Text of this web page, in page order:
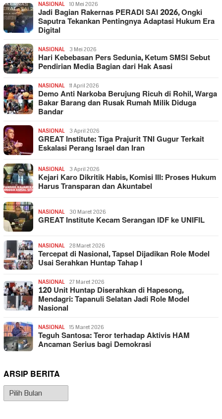
NASIONAL 10 Mei 2026
Jadi Bagian Rakernas PERADI SAI 2026, Ongki
Saputra Tekankan Pentingnya Adaptasi Hukum Era
Digital
NASIONAL 3 Mei 2026
Hari Kebebasan Pers Sedunia, Ketum SMSI Sebut
Pendirian Media Bagian dari Hak Asasi
NASIONAL 11 April 2026
Demo Anti Narkoba Berujung Ricuh di Rohil, Warga
Bakar Barang dan Rusak Rumah Milik Diduga
Bandar
NASIONAL 3 April 2026
GREAT Institute: Tiga Prajurit TNI Gugur Terkait
Eskalasi Perang Israel dan Iran
NASIONAL 3 April 2026
Kejari Karo Dikritik Habis, Komisi III: Proses Hukum
Harus Transparan dan Akuntabel
NASIONAL 30 Maret 2026
GREAT Institute Kecam Serangan IDF ke UNIFIL
NASIONAL 28 Maret 2026
Tercepat di Nasional, Tapsel Dijadikan Role Model
Usai Serahkan Huntap Tahap I
NASIONAL 27 Maret 2026
120 Unit Huntap Diserahkan di Hapesong,
Mendagri: Tapanuli Selatan Jadi Role Model
Nasional
NASIONAL 15 Maret 2026
Teguh Santosa: Teror terhadap Aktivis HAM
Ancaman Serius bagi Demokrasi
ARSIP BERITA
Arsip
Berita